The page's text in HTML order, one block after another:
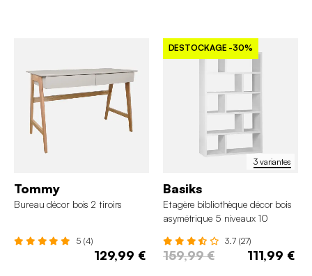
Tommy
Bureau décor bois 2 tiroirs
5 (4)
129,99 €
3 variantes
DESTOCKAGE -30%
Basiks
Etagère bibliothèque décor bois
asymétrique 5 niveaux 10
3.7 (27)
159,99 € 111,99 €